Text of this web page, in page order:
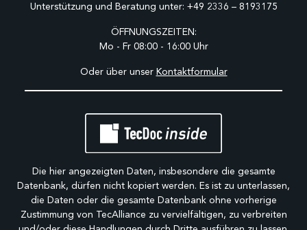
Unterstützung und Beratung unter: +49 2336 – 8193175
ÖFFNUNGSZEITEN:
Mo - Fr 08:00 - 16:00 Uhr
Oder über unser Kontaktformular
Die hier angezeigten Daten, insbesondere die gesamte
Datenbank, dürfen nicht kopiert werden. Es ist zu unterlassen,
die Daten oder die gesamte Datenbank ohne vorherige
Zustimmung von TecAlliance zu vervielfältigen, zu verbreiten